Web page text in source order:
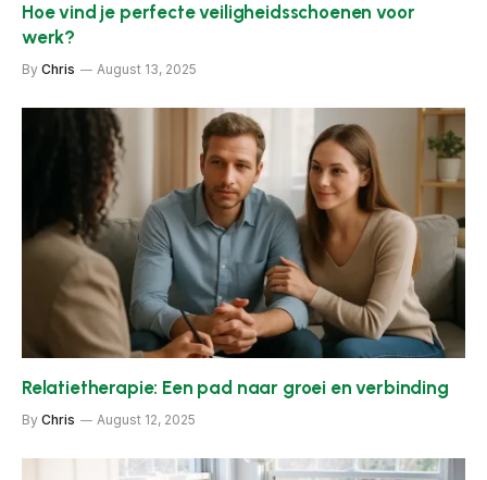
Hoe vind je perfecte veiligheidsschoenen voor
werk?
By Chris August 13, 2025
Relatietherapie: Een pad naar groei en verbinding
By Chris August 12, 2025